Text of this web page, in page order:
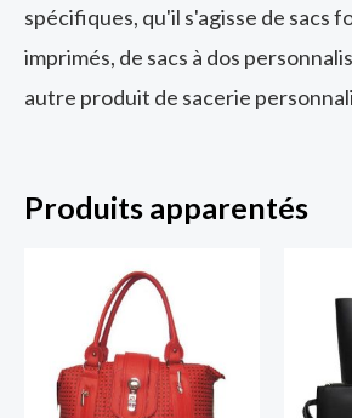
spécifiques, qu'il s'agisse de sacs
imprimés, de sacs à dos
autre produit de sacerie
Produits apparentés